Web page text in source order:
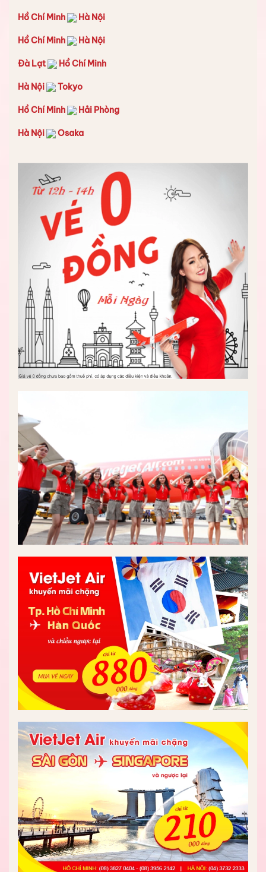
Hồ Chí Minh Hà Nội
Hồ Chí Minh Hà Nội
Đà Lạt Hồ Chí Minh
Hà Nội Tokyo
Hồ Chí Minh Hải Phòng
Hà Nội Osaka